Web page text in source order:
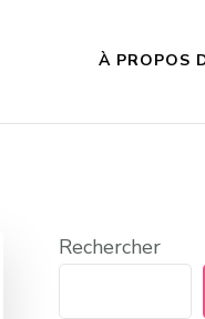
À PROPOS
Rechercher